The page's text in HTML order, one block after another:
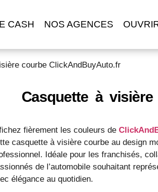
CASH NOS AGENCES
courbe ClickAndBuyAuto.fr
Casquette à
fièrement les couleurs de
casquette à visière courbe au design
Idéale pour les franchisés,
de l’automobile souhaitant
élégance au quotidien.